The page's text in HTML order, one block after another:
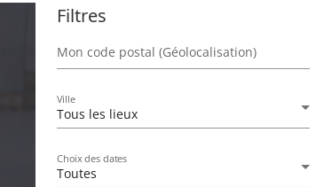
Filtres
Mon code postal (Géolocalisation)
Ville
Tous les lieux
Choix des dates
Toutes